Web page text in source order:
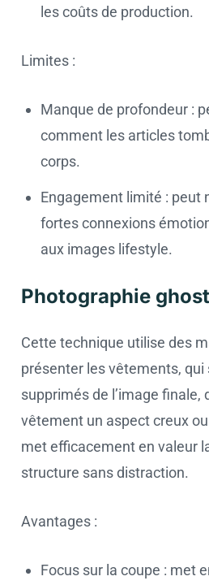
les coûts de production.
Limites :
Manque de profondeur :
comment les articles
corps.
Engagement limité : peut
fortes connexions
aux images lifestyle.
Photographie
Cette technique utilise des
présenter les vêtements, qui
supprimés de l’image finale,
vêtement un aspect creux
met efficacement en valeur
structure sans distraction.
Avantages :
Focus sur la coupe : met